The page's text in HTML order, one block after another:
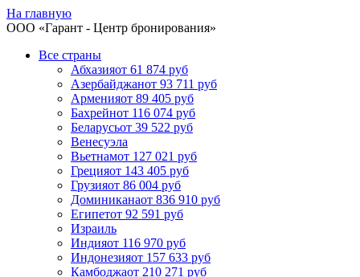
На главную
ООО «Гарант - Центр бронирования»
Все страны
Абхазияот 61 874 руб
Азербайджанот 93 711 руб
Арменияот 89 405 руб
Бахрейнот 116 074 руб
Беларусьот 39 522 руб
Венесуэла
Вьетнамот 127 021 руб
Грецияот 143 405 руб
Грузияот 86 004 руб
Доминиканаот 836 910 руб
Египетот 92 591 руб
Израиль
Индияот 116 970 руб
Индонезияот 157 633 руб
Камбоджаот 210 271 руб